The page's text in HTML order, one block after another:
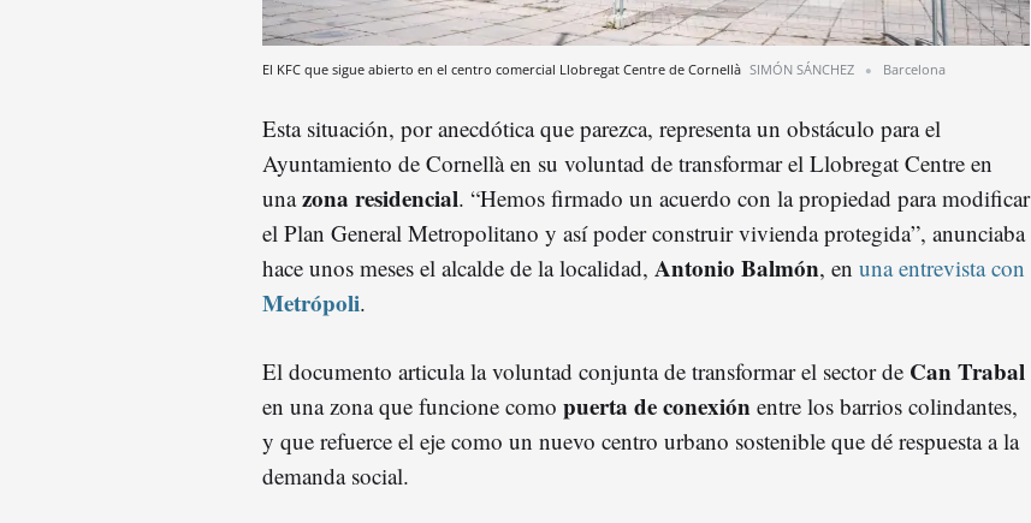
El KFC que sigue abierto en el centro comercial Llobregat Centre de Cornellà SIMÓN SÁNCHEZ Barcelona
Esta situación, por anecdótica que parezca, representa un obstáculo para el
Ayuntamiento de Cornellà en su voluntad de transformar el Llobregat Centre en
unazona residencial. “Hemos firmado un acuerdo con la propiedad para modificar
el Plan General Metropolitano y así poder construir vivienda protegida”, anunciaba
hace unos meses el alcalde de la localidad, Antonio Balmón, en una entrevista con
Metrópoli.
El documento articula la voluntad conjunta de transformar el sector de Can Trabal
en una zona que funcione como puerta de conexión entre los barrios colindantes,
y que refuerce el eje como un nuevo centro urbano sostenible que dé respuesta a la
demanda social.